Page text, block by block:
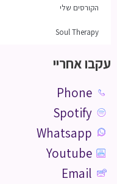
הקורסים שלי
Soul Therapy
עקבו אחריי
Phone
Spotify
Whatsapp
Youtube
Email